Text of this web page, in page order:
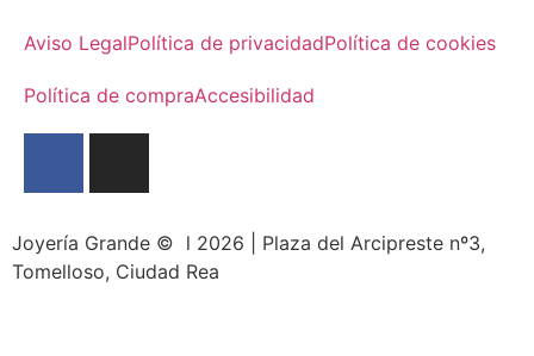
Aviso LegalPolítica de privacidadPolítica de cookies
Política de compraAccesibilidad
Joyería Grande © l 2026 | Plaza del Arcipreste nº3,
Tomelloso, Ciudad Rea